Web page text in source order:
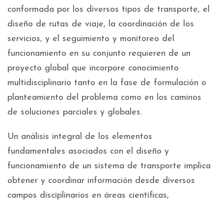
conformada por los diversos tipos de transporte, el
diseño de rutas de viaje, la coordinación de los
servicios, y el seguimiento y monitoreo del
funcionamiento en su conjunto requieren de un
proyecto global que incorpore conocimiento
multidisciplinario tanto en la fase de formulación o
planteamiento del problema como en los caminos
de soluciones parciales y globales.
Un análisis integral de los elementos
fundamentales asociados con el diseño y
funcionamiento de un sistema de transporte implica
obtener y coordinar información desde diversos
campos disciplinarios en áreas científicas,